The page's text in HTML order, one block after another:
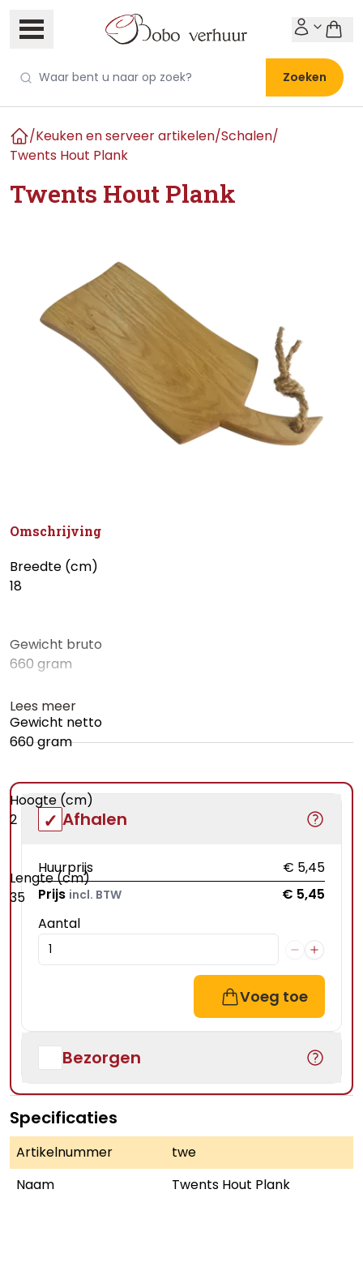
Zoeken
Home
/Keuken en serveer artikelen/Schalen/
Twents Hout Plank
Twents Hout Plank
Omschrijving
Breedte (cm)
18
Gewicht bruto
660 gram
Gewicht netto
660 gram
Hoogte (cm)
2
Lengte (cm)
35
Lees meer
Afhalen
Huurprijs
€ 5,45
Prijs incl. BTW
€ 5,45
Aantal
Voeg toe
Bezorgen
Specificaties
Artikelnummer
twe
Naam
Twents Hout Plank